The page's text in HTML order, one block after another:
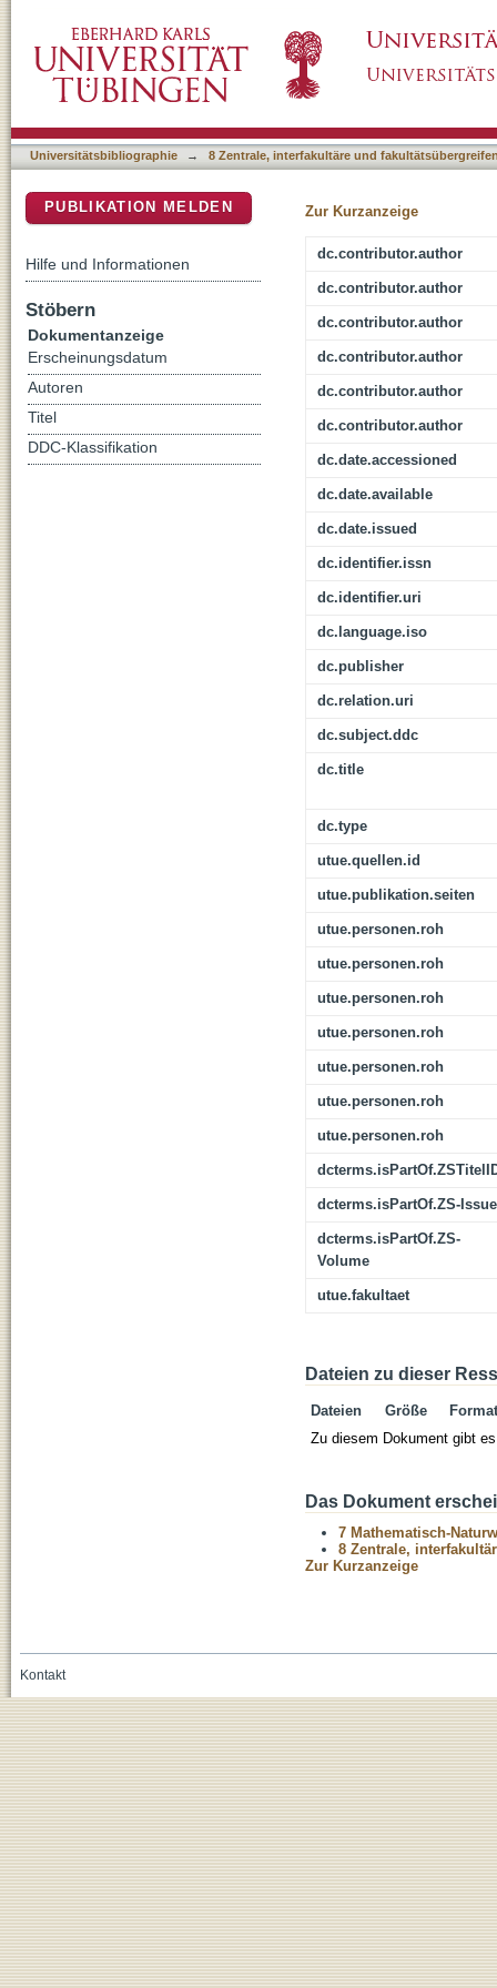
Universitätsbibliographie → 8 Zentrale, interfakultäre und
Zur Kurzanzeige
dc.contributor.author
dc.contributor.author
dc.contributor.author
dc.contributor.author
dc.contributor.author
dc.contributor.author
dc.date.accessioned
dc.date.available
dc.date.issued
dc.identifier.issn
dc.identifier.uri
dc.language.iso
dc.publisher
dc.relation.uri
dc.subject.ddc
dc.title
dc.type
utue.quellen.id
utue.publikation.seiten
utue.personen.roh
utue.personen.roh
utue.personen.roh
utue.personen.roh
utue.personen.roh
utue.personen.roh
utue.personen.roh
dcterms.isPartOf.ZS-Issue
dcterms.isPartOf.ZS-
Volume
utue.fakultaet
Dateien zu dieser
Dateien Größe
Format
Zu diesem Dokument gibt
Das Dokument
7 Mathematisch-
8 Zentrale,
Zur Kurzanzeige
PUBLIKATION MELDEN
Hilfe und Informationen
Stöbern
Dokumentanzeige
Erscheinungsdatum
Autoren
Titel
DDC-Klassifikation
Kontakt